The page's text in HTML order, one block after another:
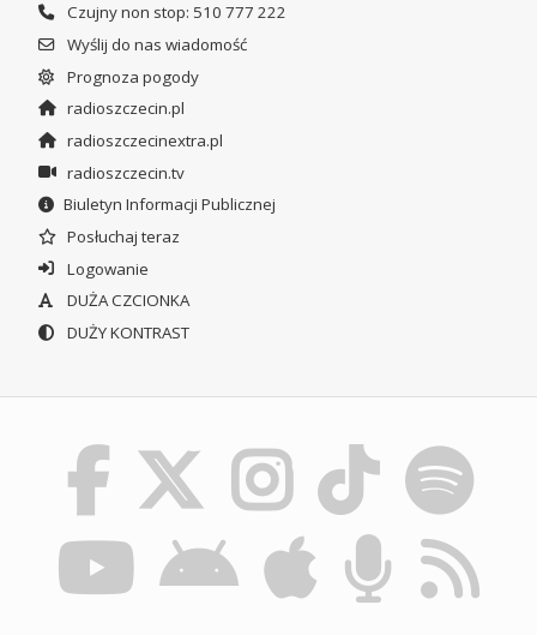
Czujny non stop: 510 777 222
Wyślij do nas wiadomość
Prognoza pogody
radioszczecin.pl
radioszczecinextra.pl
radioszczecin.tv
Biuletyn Informacji Publicznej
Posłuchaj teraz
Logowanie
DUŻA CZCIONKA
DUŻY KONTRAST